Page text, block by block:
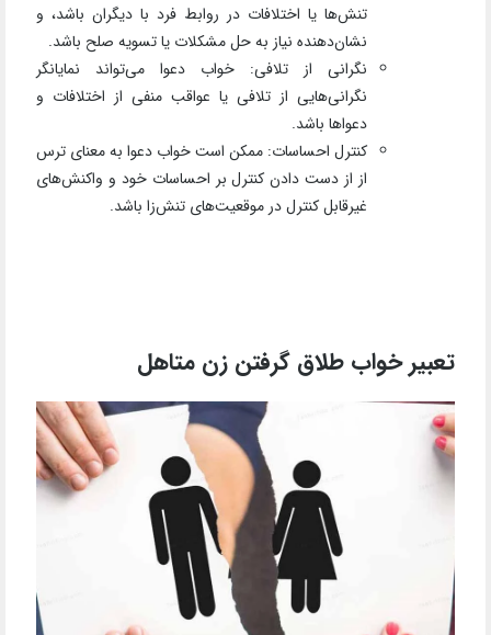
تنش‌ها یا اختلافات در روابط فرد با دیگران باشد، و
نشان‌دهنده نیاز به حل مشکلات یا تسویه صلح باشد.
نگرانی از تلافی: خواب دعوا می‌تواند نمایانگر
نگرانی‌هایی از تلافی یا عواقب منفی از اختلافات و
دعواها باشد.
کنترل احساسات: ممکن است خواب دعوا به معنای ترس
از از دست دادن کنترل بر احساسات خود و واکنش‌های
غیرقابل کنترل در موقعیت‌های تنش‌زا باشد.
تعبیر خواب طلاق گرفتن زن متاهل